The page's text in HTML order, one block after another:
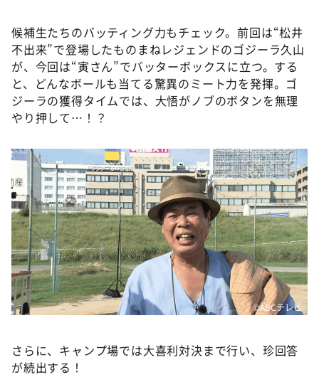
候補生たちのバッティング力もチェック。前回は“松井
不出来”で登場したものまねレジェンドのゴジーラ久山
が、今回は“寅さん”でバッターボックスに立つ。する
と、どんなボールも当てる驚異のミート力を発揮。ゴ
ジーラの獲得タイムでは、大悟がノブのボタンを無理
やり押して…！？
©ABCテレビ
さらに、キャンプ場では大喜利対決まで行い、珍回答
が続出する！